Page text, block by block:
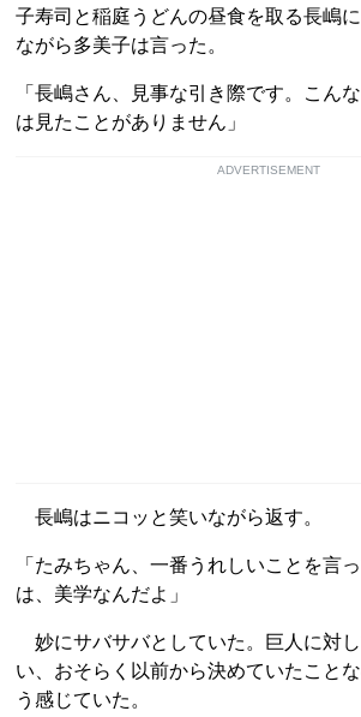
子寿司と稲庭うどんの昼食を取る長嶋
ながら多美子は言った。
「長嶋さん、見事な引き際です。こん
は見たことがありません」
ADVERTISEMENT
長嶋はニコッと笑いながら返す。
「たみちゃん、一番うれしいことを言
は、美学なんだよ」
妙にサバサバとしていた。巨人に対
い、おそらく以前から決めていたこと
う感じていた。